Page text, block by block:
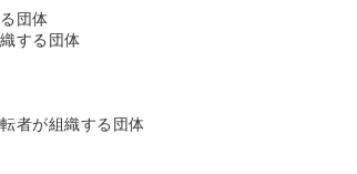
団体
する団体
者が組織する団体